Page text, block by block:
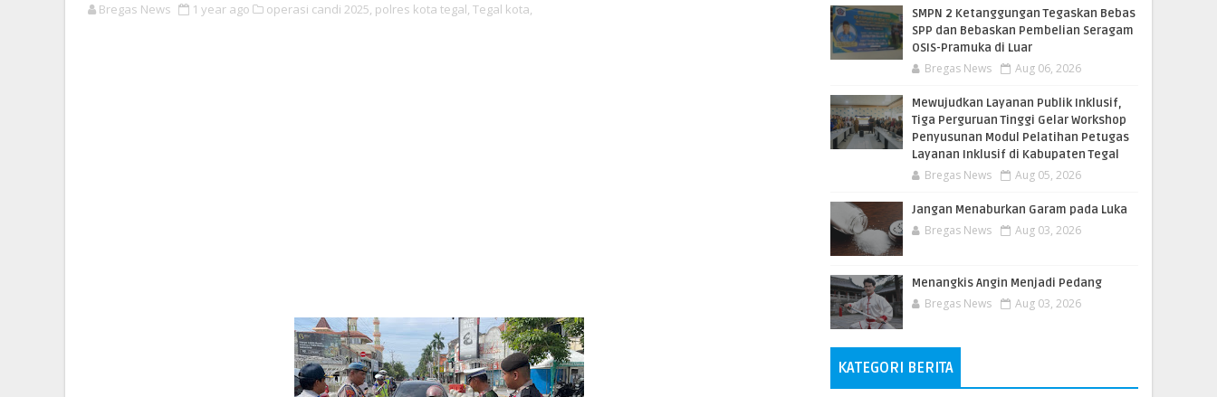
Bregas News 1 year ago operasi candi 2025, polres kota tegal, Tegal kota,
SMPN 2 Ketanggungan Tegaskan Bebas
SPP dan Bebaskan Pembelian Seragam
OSIS-Pramuka di Luar
Bregas News Aug 06, 2026
​Mewujudkan Layanan Publik Inklusif,
Tiga Perguruan Tinggi Gelar Workshop
Penyusunan Modul Pelatihan Petugas
Layanan Inklusif di Kabupaten Tegal
Bregas News Aug 05, 2026
Jangan Menaburkan Garam pada Luka
Bregas News Aug 03, 2026
Menangkis Angin Menjadi Pedang
Bregas News Aug 03, 2026
KATEGORI BERITA